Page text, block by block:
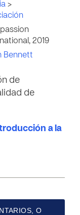
>
2019
Bennett
de
de
a la
O